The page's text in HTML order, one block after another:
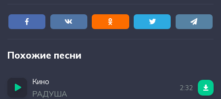
Похожие песни
Кино
РАДУША
2:32